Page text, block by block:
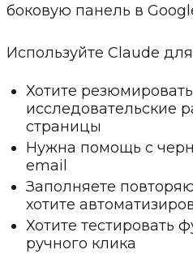
боковую панель в
Используйте Claude
Хотите резюмировать
исследовательские
страницы
Нужна помощь с
email
Заполняете
хотите
Хотите тестировать
ручного клика